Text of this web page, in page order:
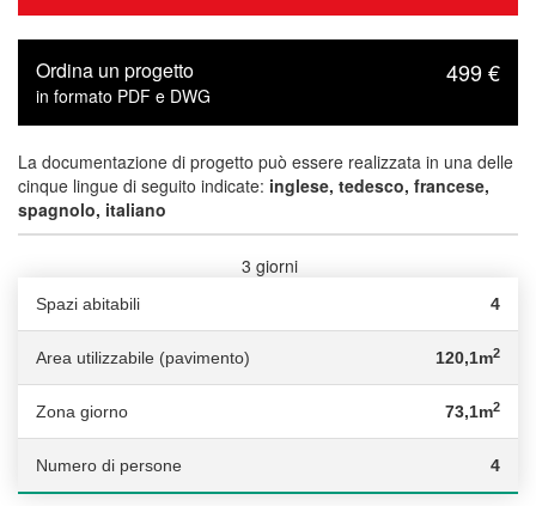
Ordina un progetto
in formato PDF e DWG
499 €
La documentazione di progetto può essere realizzata in una delle
cinque lingue di seguito indicate: inglese, tedesco, francese,
spagnolo, italiano
3 giorni
Spazi abitabili 4
Area utilizzabile (pavimento) 120,1m2
Zona giorno 73,1m2
Numero di persone 4